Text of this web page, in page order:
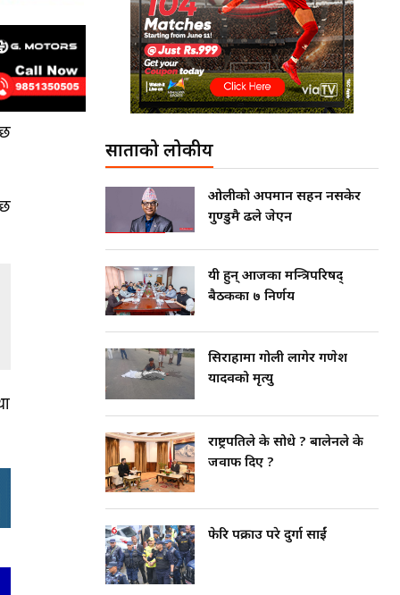
साताको लोकप्रीय
ओलीको अपमान सहन नसकेर
गुण्डुमै ढले जेएन
यी हुन् आजका मन्त्रिपरिषद्
बैठकका ७ निर्णय
सिराहामा गोली लागेर गणेश
यादवको मृत्यु
राष्ट्रपतिले के सोधे ? बालेनले के
जवाफ दिए ?
फेरि पक्राउ परे दुर्गा प्रसाईं